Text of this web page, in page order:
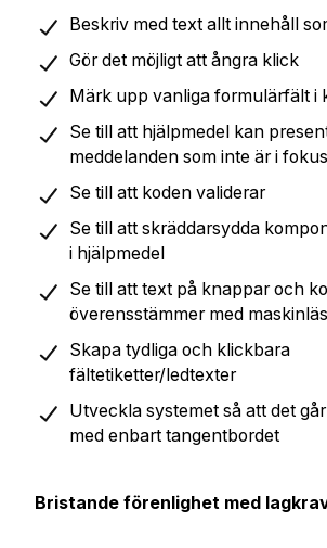
Beskriv med text allt innehåll
Gör det möjligt att ångra klick
Märk upp vanliga formulärfält i
Se till att hjälpmedel kan
meddelanden som inte är i fokus
Se till att koden validerar
Se till att skräddarsydda
i hjälpmedel
Se till att text på knappar och
överensstämmer med
Skapa tydliga och klickbara
fältetiketter/ledtexter
Utveckla systemet så att det
med enbart tangentbordet
Bristande förenlighet med